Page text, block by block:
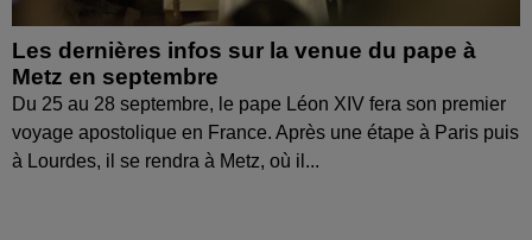
Les dernières infos sur la venue du pape à
Metz en septembre
Du 25 au 28 septembre, le pape Léon XIV fera son premier
voyage apostolique en France. Après une étape à Paris puis
à Lourdes, il se rendra à Metz, où il...